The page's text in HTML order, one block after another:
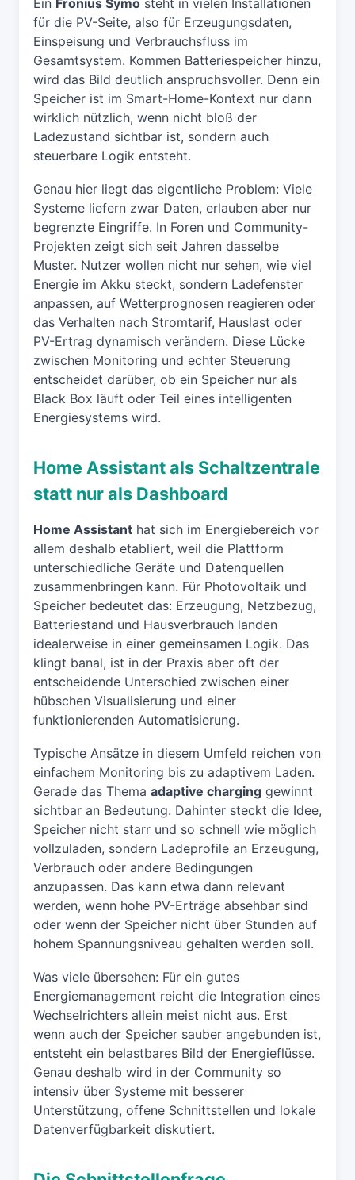
für die PV-Seite, also für Erzeugungsdaten,
Einspeisung und Verbrauchsfluss im
Gesamtsystem. Kommen Batteriespeicher hinzu,
wird das Bild deutlich anspruchsvoller. Denn ein
Speicher ist im Smart-Home-Kontext nur dann
wirklich nützlich, wenn nicht bloß der
Ladezustand sichtbar ist, sondern auch
steuerbare Logik entsteht.
Genau hier liegt das eigentliche Problem: Viele
Systeme liefern zwar Daten, erlauben aber nur
begrenzte Eingriffe. In Foren und Community-
Projekten zeigt sich seit Jahren dasselbe
Muster. Nutzer wollen nicht nur sehen, wie viel
Energie im Akku steckt, sondern Ladefenster
anpassen, auf Wetterprognosen reagieren oder
das Verhalten nach Stromtarif, Hauslast oder
PV-Ertrag dynamisch verändern. Diese Lücke
zwischen Monitoring und echter Steuerung
entscheidet darüber, ob ein Speicher nur als
Black Box läuft oder Teil eines intelligenten
Energiesystems wird.
Home Assistant als Schaltzentrale
statt nur als Dashboard
Home Assistant hat sich im Energiebereich vor
allem deshalb etabliert, weil die Plattform
unterschiedliche Geräte und Datenquellen
zusammenbringen kann. Für Photovoltaik und
Speicher bedeutet das: Erzeugung, Netzbezug,
Batteriestand und Hausverbrauch landen
idealerweise in einer gemeinsamen Logik. Das
klingt banal, ist in der Praxis aber oft der
entscheidende Unterschied zwischen einer
hübschen Visualisierung und einer
funktionierenden Automatisierung.
Typische Ansätze in diesem Umfeld reichen von
einfachem Monitoring bis zu adaptivem Laden.
Gerade das Thema adaptive charging gewinnt
sichtbar an Bedeutung. Dahinter steckt die Idee,
Speicher nicht starr und so schnell wie möglich
vollzuladen, sondern Ladeprofile an Erzeugung,
Verbrauch oder andere Bedingungen
anzupassen. Das kann etwa dann relevant
werden, wenn hohe PV-Erträge absehbar sind
oder wenn der Speicher nicht über Stunden auf
hohem Spannungsniveau gehalten werden soll.
Was viele übersehen: Für ein gutes
Energiemanagement reicht die Integration eines
Wechselrichters allein meist nicht aus. Erst
wenn auch der Speicher sauber angebunden ist,
entsteht ein belastbares Bild der Energieflüsse.
Genau deshalb wird in der Community so
intensiv über Systeme mit besserer
Unterstützung, offene Schnittstellen und lokale
Datenverfügbarkeit diskutiert.